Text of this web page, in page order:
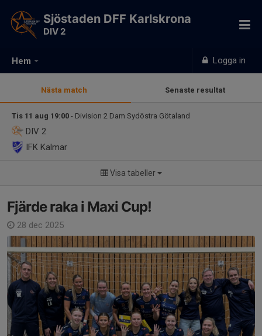
Hem Logga in
Sjöstaden DFF Karlskrona
DIV 2
Nästa match Senaste resultat
Tis 11 aug 19:00 - Division 2 Dam Sydöstra Götaland
DIV 2
IFK Kalmar
Visa tabeller
Fjärde raka i Maxi Cup!
28 dec 2025